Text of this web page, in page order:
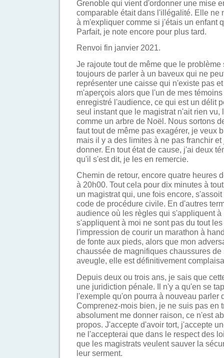
Grenoble qui vient d'ordonner une mise
comparable était dans l'illégalité. Elle ne
à m'expliquer comme si j'étais un enfant
Parfait, je note encore pour plus tard.
Renvoi fin janvier 2021.
Je rajoute tout de même que le
toujours de parler à un baveux qui ne
représenter une caisse qui n'existe pas
m'aperçois alors que l'un de mes
enregistré l'audience, ce qui est un délit
seul instant que le magistrat n'ait rien vu,
comme un arbre de Noël. Nous sortons
faut tout de même pas exagérer, je veux
mais il y a des limites à ne pas franchir
donner. En tout état de cause, j'ai deux
qu'il s'est dit, je les en remercie.
Chemin de retour, encore quatre heures
à 20h00. Tout cela pour dix minutes à
un magistrat qui, une fois encore,
code de procédure civile. En d'autres
audience où les règles qui s'appliquent à
s'appliquent à moi ne sont pas du tout
l'impression de courir un marathon à
de fonte aux pieds, alors que mon
chaussée de magnifiques chaussures
aveugle, elle est définitivement
Depuis deux ou trois ans, je sais que
une juridiction pénale. Il n'y a qu'en se
l'exemple qu'on pourra à nouveau parler
Comprenez-mois bien, je ne suis pas en
absolument me donner raison, ce n'est
propos. J'accepte d'avoir tort, j'accepte
ne l'accepterai que dans le respect des
que les magistrats veulent sauver la
leur serment.